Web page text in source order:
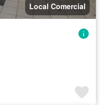
Local Comercial